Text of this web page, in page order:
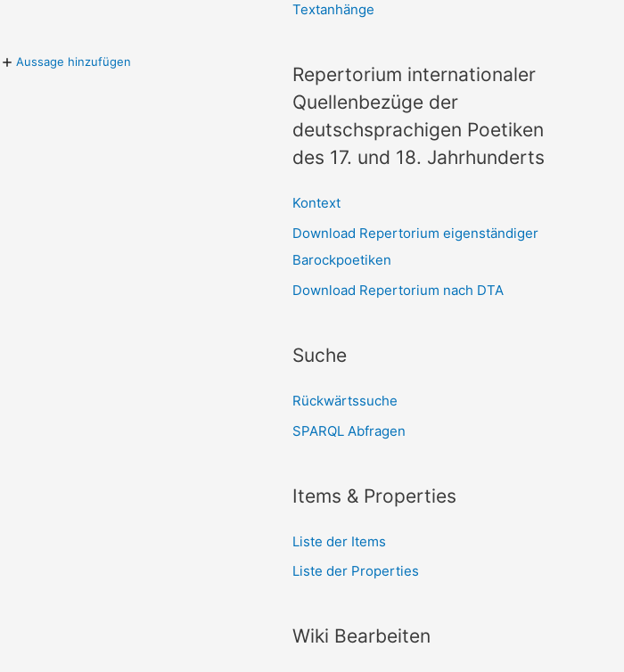
Aussage hinzufügen
Textanhänge
Repertorium internationaler
Quellenbezüge der
deutschsprachigen Poetiken
des 17. und 18. Jahrhunderts
Kontext
Download Repertorium eigenständiger
Barockpoetiken
Download Repertorium nach DTA
Suche
Rückwärtssuche
SPARQL Abfragen
Items & Properties
Liste der Items
Liste der Properties
Wiki Bearbeiten